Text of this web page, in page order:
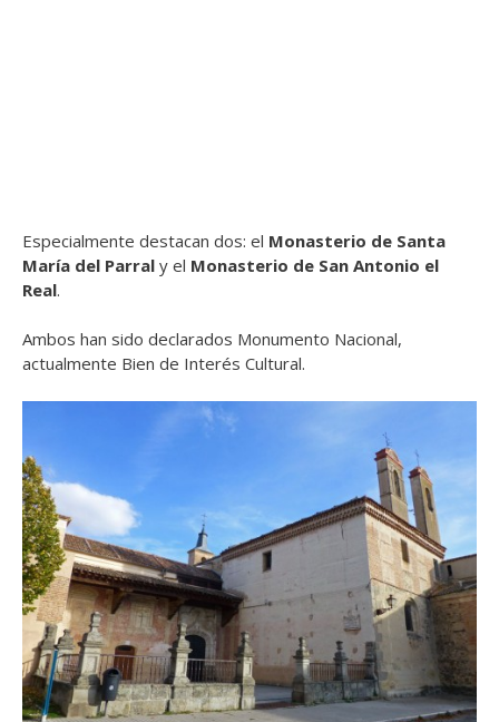
Especialmente destacan dos: el Monasterio de Santa
María del Parral y el Monasterio de San Antonio el
Real.
Ambos han sido declarados Monumento Nacional,
actualmente Bien de Interés Cultural.